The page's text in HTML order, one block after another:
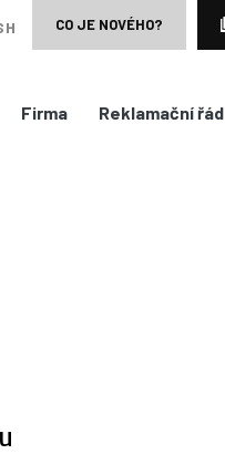
CO JE NOVÉHO?
Firma Reklamační řád